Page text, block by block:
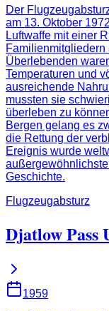
Der
am 13. Oktober
Luftwaffe mit einer
Familienmitgliedern
Überlebenden
Temperaturen und
ausreichende
mussten sie
überleben zu
Bergen gelang es
die Rettung der
Ereignis wurde
Geschichte.
Flugzeugabsturz
Djatlow Pass
1959